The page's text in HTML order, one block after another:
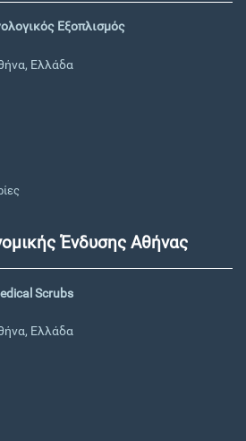
Εξοπλισμός
Ελλάδα
Ένδυσης Αθήνας
Scrubs
Ελλάδα